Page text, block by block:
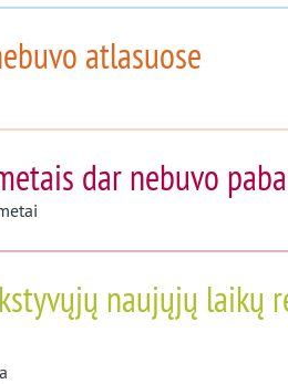
atlasuose
dar nebuvo
naujųjų laikų